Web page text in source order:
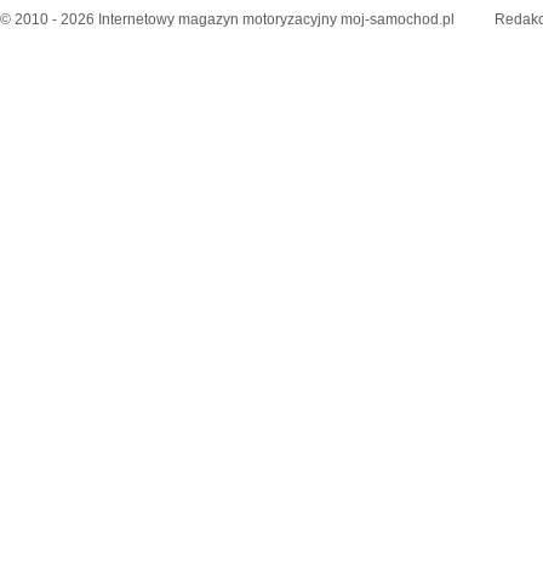
© 2010 - 2026 Internetowy magazyn motoryzacyjny moj-samochod.pl